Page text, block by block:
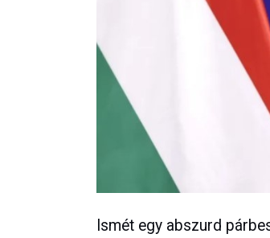
Ismét egy abszurd